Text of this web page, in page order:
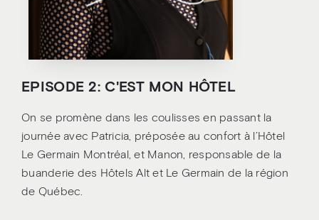
EPISODE 2: C'EST MON HÔTEL
On se promène dans les coulisses en passant la
journée avec Patricia, préposée au confort à l’Hôtel
Le Germain Montréal, et Manon, responsable de la
buanderie des Hôtels Alt et Le Germain de la région
de Québec.